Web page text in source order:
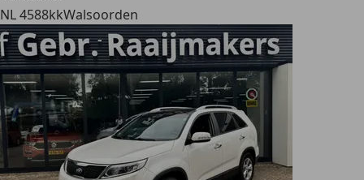
NL 4588kkWalsoorden